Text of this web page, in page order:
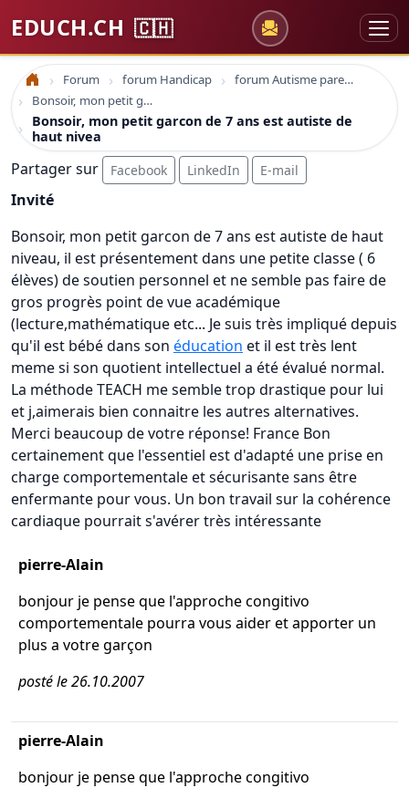
EDUCH.CH 🇨🇭
Accueil Forum forum Handicap
forum Autisme parents enfants
Bonsoir, mon petit garcon de 7 ans est autiste de haut nivea
Bonsoir, mon petit garcon de 7 ans est autiste de
haut nivea
Partager sur Facebook LinkedIn E-mail
Invité
Bonsoir, mon petit garcon de 7 ans est autiste de haut
niveau, il est présentement dans une petite classe ( 6
élèves) de soutien personnel et ne semble pas faire de
gros progrès point de vue académique
(lecture,mathématique etc... Je suis très impliqué depuis
qu'il est bébé dans son éducation et il est très lent
meme si son quotient intellectuel a été évalué normal.
La méthode TEACH me semble trop drastique pour lui
et j,aimerais bien connaitre les autres alternatives.
Merci beaucoup de votre réponse! France Bon
certainement que l'essentiel est d'adapté une prise en
charge comportementale et sécurisante sans être
enfermante pour vous. Un bon travail sur la cohérence
cardiaque pourrait s'avérer très intéressante
pierre-Alain
bonjour je pense que l'approche congitivo
comportementale pourra vous aider et apporter un
plus a votre garçon
posté le 26.10.2007
pierre-Alain
bonjour je pense que l'approche congitivo